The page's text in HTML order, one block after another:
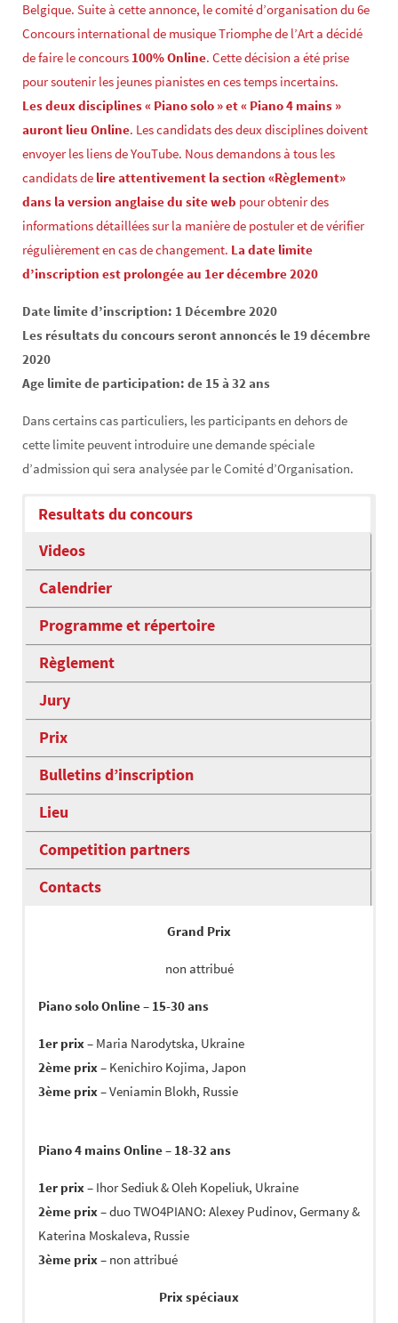
Belgique. Suite à cette annonce, le comité d’organisation du 6e
Concours international de musique Triomphe de l’Art a décidé
de faire le concours 100% Online. Cette décision a été prise
pour soutenir les jeunes pianistes en ces temps incertains.
Les deux disciplines « Piano solo » et « Piano 4 mains »
auront lieu Online. Les candidats des deux disciplines doivent
envoyer les liens de YouTube. Nous demandons à tous les
candidats de lire attentivement la section «Règlement»
dans la version anglaise du site web pour obtenir des
informations détaillées sur la manière de postuler et de vérifier
régulièrement en cas de changement. La date limite
d’inscription est prolongée au 1er décembre 2020
Date limite d’inscription: 1 Décembre 2020
Les résultats du concours seront annoncés le 19 décembre
2020
Age limite de participation: de 15 à 32 ans
Dans certains cas particuliers, les participants en dehors de
cette limite peuvent introduire une demande spéciale
d’admission qui sera analysée par le Comité d’Organisation.
Resultats du concours
Videos
Calendrier
Programme et répertoire
Règlement
Jury
Prix
Bulletins d’inscription
Lieu
Competition partners
Contacts
Grand Prix
non attribué
Piano solo Online – 15-30 ans
1er prix– Maria Narodytska, Ukraine
2ème prix– Kenichiro Kojima, Japon
3ème prix– Veniamin Blokh, Russie
Piano 4 mains Online – 18-32 ans
1er prix– Ihor Sediuk & Oleh Kopeliuk, Ukraine
2ème prix– duo TWO4PIANO: Alexey Pudinov, Germany &
Katerina Moskaleva, Russie
3ème prix– non attribué
Prix spéciaux